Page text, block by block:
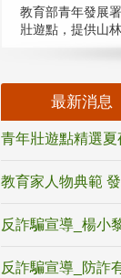
教育部青年發展
壯遊點，提供山林
最新消息
青年壯遊點精選
教育家人物典範
反詐騙宣導_楊小
反詐騙宣導_防詐